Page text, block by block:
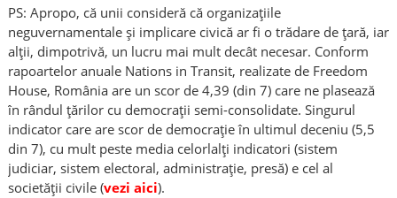
PS: Apropo, că unii consideră că organizațiile
neguvernamentale și implicare civică ar fi o trădare de țară, iar
alții, dimpotrivă, un lucru mai mult decât necesar. Conform
rapoartelor anuale Nations in Transit, realizate de Freedom
House, România are un scor de 4,39 (din 7) care ne plasează
în rândul țărilor cu democrații semi-consolidate. Singurul
indicator care are scor de democrație în ultimul deceniu (5,5
din 7), cu mult peste media celorlalți indicatori (sistem
judiciar, sistem electoral, administrație, presă) e cel al
societății civile (vezi aici).